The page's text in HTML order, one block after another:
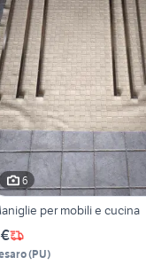
6
per mobili e cucina
(PU)